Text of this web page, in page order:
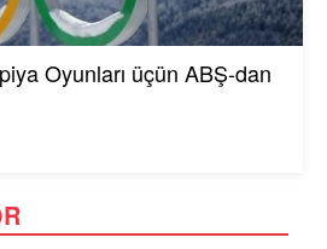
Oyunları üçün ABŞ-dan